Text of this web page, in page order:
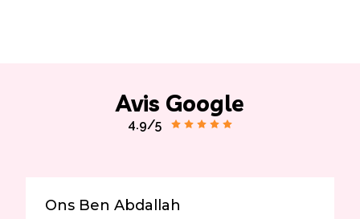
Avis Google
4.9/5
Ons Ben Abdallah